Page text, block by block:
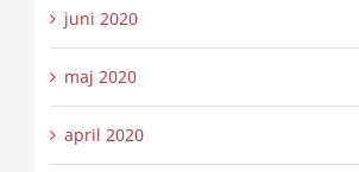
juni 2020
maj 2020
april 2020